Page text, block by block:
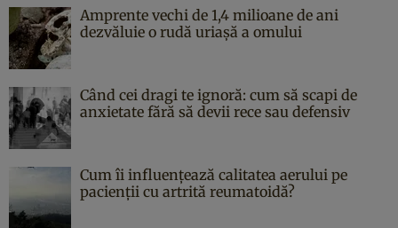
Amprente vechi de 1,4 milioane de ani
dezvăluie o rudă uriașă a omului
Când cei dragi te ignoră: cum să scapi de
anxietate fără să devii rece sau defensiv
Cum îi influențează calitatea aerului pe
pacienții cu artrită reumatoidă?